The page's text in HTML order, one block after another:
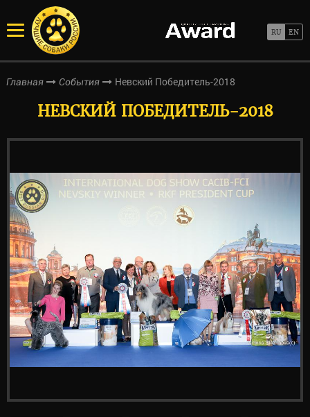
Главная События Невский Победитель-2018
НЕВСКИЙ ПОБЕДИТЕЛЬ-2018